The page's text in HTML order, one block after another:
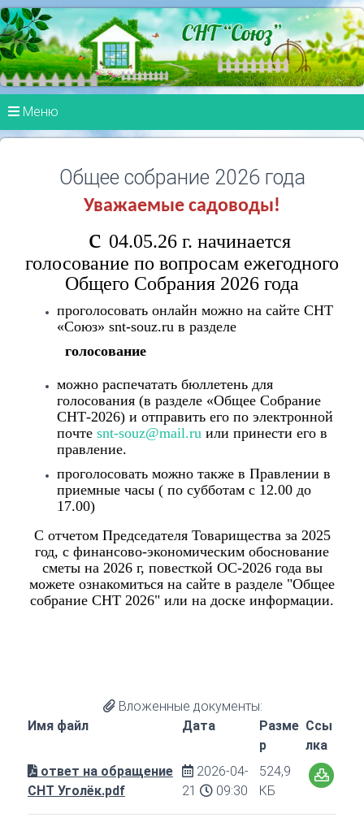
Меню
Общее собрание 2026 года
Уважаемые садоводы!
с 04.05.26 г. начинается
голосование по вопросам ежегодного
Общего Собрания 2026 года
проголосовать онлайн можно на сайте СНТ
«Союз» snt-souz.ru в разделе
голосование
можно распечатать бюллетень для
голосования (в разделе «Общее Собрание
СНТ-2026) и отправить его по электронной
почте snt-souz@mail.ru или принести его в
правление.
проголосовать можно также в Правлении в
приемные часы ( по субботам с 12.00 до
17.00)
С отчетом Председателя Товарищества за 2025
год, с финансово-экономическим обоснование
сметы на 2026 г, повесткой ОС-2026 года вы
можете ознакомиться на сайте в разделе "Общее
собрание СНТ 2026" или на доске информации.
Вложенные документы:
Имя файл
Дата
Разме
р
Ссы
лка
ответ на обращение
СНТ Уголёк.pdf
2026-04-
21
09:30
524,9
КБ